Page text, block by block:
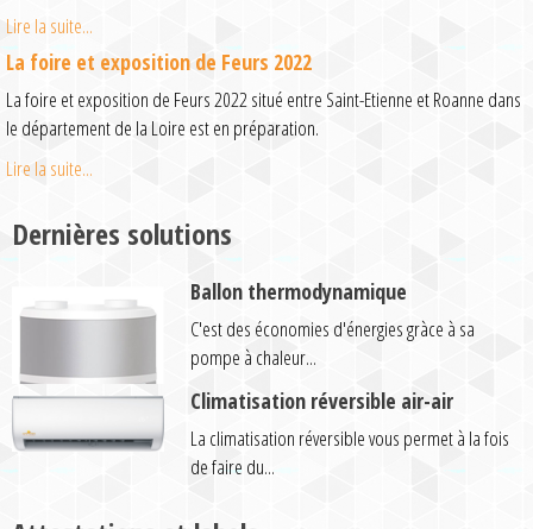
Lire la suite...
La foire et exposition de Feurs 2022
La foire et exposition de Feurs 2022 situé entre Saint-Etienne et Roanne dans
le département de la Loire est en préparation.
Lire la suite...
Dernières solutions
Ballon thermodynamique
C'est des économies d'énergies gràce à sa
pompe à chaleur...
Climatisation réversible air-air
La climatisation réversible vous permet à la fois
de faire du...